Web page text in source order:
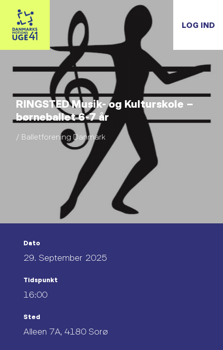
LOG IND
RINGSTED Musik- og Kulturskole –
børneballet 6-7 år
/ Balletforening Danmark
Dato
29. September 2025
Tidspunkt
16:00
Sted
Alleen 7A, 4180 Sorø